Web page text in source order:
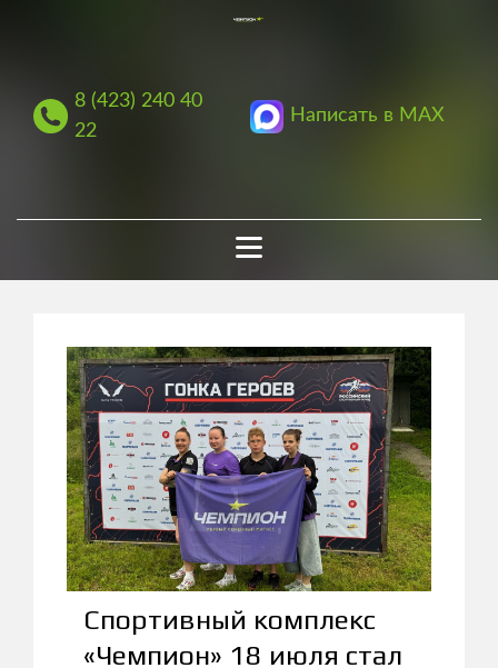
8 (423) 240 40
22
Написать в MAX
Спортивный комплекс
«Чемпион» 18 июля стал